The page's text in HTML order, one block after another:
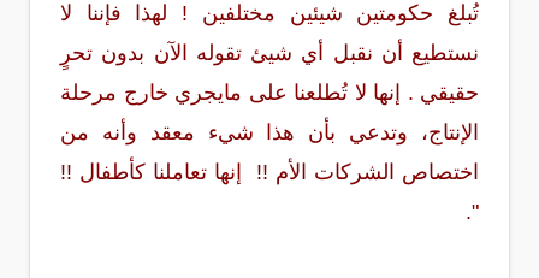
تُبلغ حكومتين شيئين مختلفين ! لهذا فإننا لا
نستطيع أن نقبل أي شيئ تقوله الآن بدون تحرٍ
حقيقي . إنها لا تُطلعنا على مايجري خارج مرحلة
الإنتاج، وتدعي بأن هذا شيء معقد وأنه من
اختصاص الشركات الأم !! إنها تعاملنا كأطفال !!
".